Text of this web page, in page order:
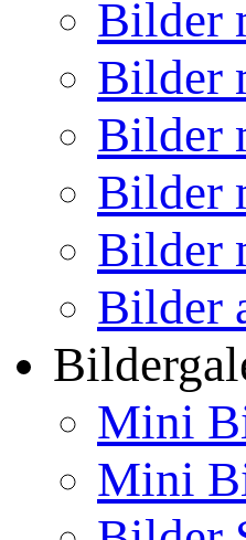
Bilder
Bilder
Bilder
Bilder
Bilder
Bilder
Mini
Mini